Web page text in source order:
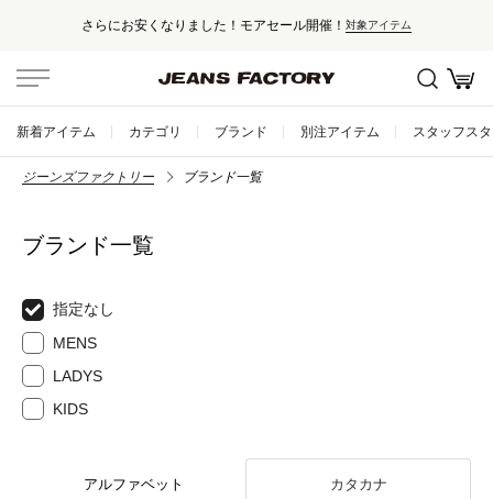
さらにお安くなりました！モアセール開催！ 対象アイテム
新着アイテム カテゴリ ブランド 別注アイテム スタッフス
ジーンズファクトリー ブランド一覧
ブランド一覧
指定なし
MENS
LADYS
KIDS
アルファベット カタカナ